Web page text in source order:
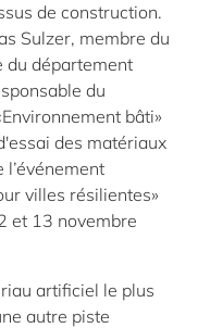
de construction.
Sulzer, membre du
du département
du
bâti»
des matériaux
villes résilientes»
et 13 novembre
artificiel le plus
autre piste